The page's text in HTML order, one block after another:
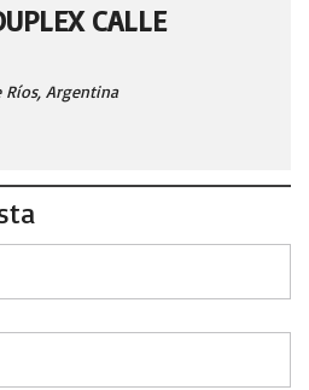
CALLE
Ríos, Argentina